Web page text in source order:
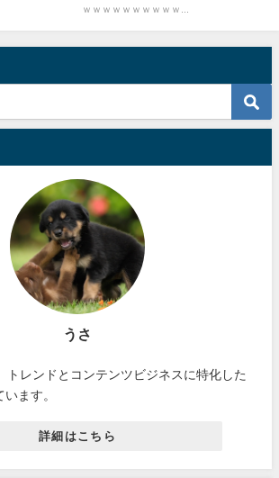
ｗｗｗｗｗｗｗｗｗｗ...
うさ
トレンドとコンテンツビジネスに特化した
ます。
詳細はこちら